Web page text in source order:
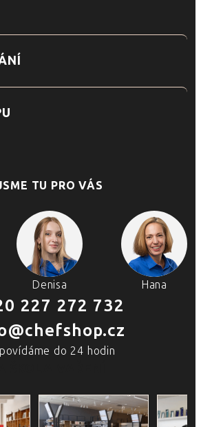
TU PRO VÁS
Denisa Hana
227 272 732
do 24 hodin